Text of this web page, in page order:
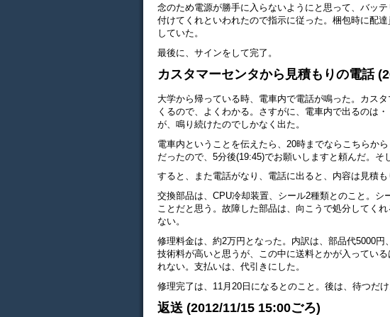
念のため電源が勝手に入らないようにと思って、バッテ
付けてくれといわれたので指示に従った。梱包時に配
していた。
最後に、サインをして完了。
カスタマーセンタから見積もりの電話
大学から帰っている時、電車内で電話が鳴った。カス
くるので、よくわかる。さすがに、電車内で出るのは
が、鳴り続けたのでしかなく出た。
電車内ということを伝えたら、20時までならこちらか
だったので、5分後(19:45)でお願いしますと頼んだ。そ
すると、また電話がなり、電話に出ると、内容は見積も
交換部品は、CPU冷却装置、シール2種類とのこと。シ
ことだと思う。故障した部品は、向こうで処分してく
ない。
修理料金は、約2万円となった。内訳は、部品代5000円
技術料が高いと思うが、この中に送料とかが入ってい
れない。支払いは、代引きにした。
修理完了は、11月20日になるとのこと。後は、待つだけ
返送 (2012/11/15 15:00ごろ)